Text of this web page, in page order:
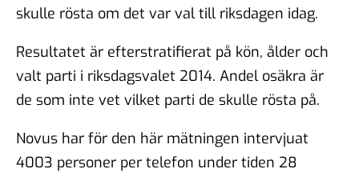
skulle rösta om det var val till riksdagen idag.
Resultatet är efterstratifierat på kön, ålder och
valt parti i riksdagsvalet 2014. Andel osäkra är
de som inte vet vilket parti de skulle rösta på.
Novus har för den här mätningen intervjuat
4003 personer per telefon under tiden 28